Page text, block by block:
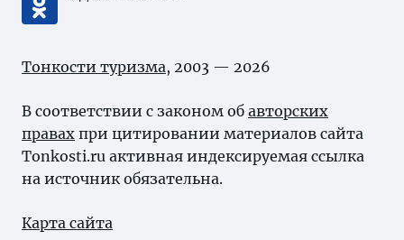
Тонкости туризма, 2003 — 2026
В соответствии с законом об авторских
правах при цитировании материалов сайта
Tonkosti.ru активная индексируемая ссылка
на источник обязательна.
Карта сайта